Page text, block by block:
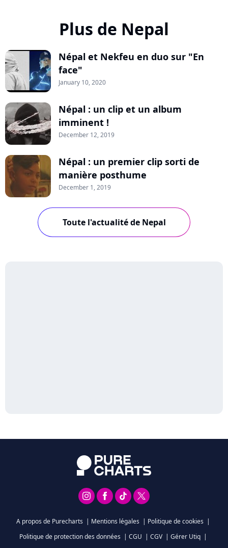
Plus de Nepal
Népal et Nekfeu en duo sur "En
face"
January 10, 2020
Népal : un clip et un album
imminent !
December 12, 2019
Népal : un premier clip sorti de
manière posthume
December 1, 2019
Toute l'actualité de Nepal
A propos de Purecharts | Mentions légales | Politique de cookies |
Politique de protection des données | CGU | CGV | Gérer Utiq |